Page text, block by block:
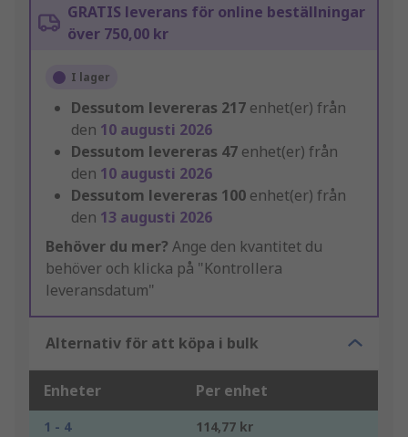
GRATIS leverans för online beställningar
över 750,00 kr
I lager
Dessutom levereras 217 enhet(er) från
den 10 augusti 2026
Dessutom levereras 47 enhet(er) från
den 10 augusti 2026
Dessutom levereras 100 enhet(er) från
den 13 augusti 2026
Behöver du mer? Ange den kvantitet du
behöver och klicka på "Kontrollera
leveransdatum"
Alternativ för att köpa i bulk
Enheter Per enhet
1 - 4
114,77 kr